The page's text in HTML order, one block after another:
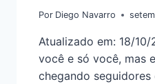
Por Diego Navarro
Atualizado em: 18/
você e só você, mas
chegando seguidores